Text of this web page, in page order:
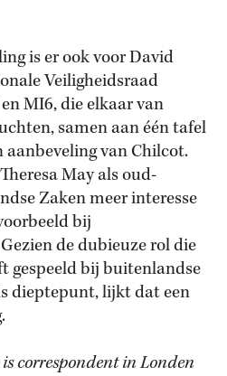
is er ook voor David
Veiligheidsraad
MI6, die elkaar van
samen aan één tafel
van Chilcot.
May als oud-
Zaken meer interesse
bij
de dubieuze rol die
gespeeld bij buitenlandse
dieptepunt, lijkt dat een
correspondent in Londen